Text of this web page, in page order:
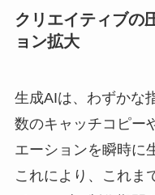
クリエイティブの
ョン拡大
生成AIは、わずかな
数のキャッチコピー
エーションを瞬時に
これにより、これま